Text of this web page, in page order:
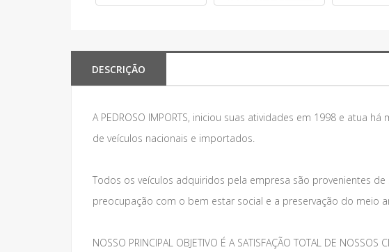
DESCRIÇÃO
A PEDROSO IMPORTS, iniciou suas atividades em 1998 e atua
de veículos nacionais e importados.
Todos os veículos adquiridos pela empresa são provenientes
preocupação com o bem estar social e a preservação do meio
NOSSO PRINCIPAL OBJETIVO É A SATISFAÇÃO TOTAL DE